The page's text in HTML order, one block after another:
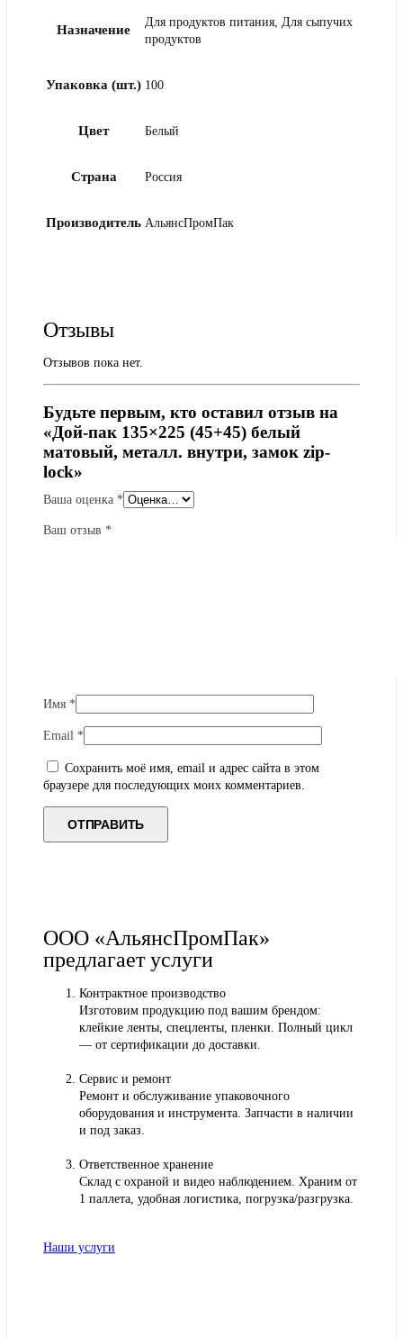
Назначение
Для продуктов питания, Для сыпучих
продуктов
Упаковка (шт.) 100
Цвет Белый
Страна Россия
Производитель АльянсПромПак
Отзывы
Отзывов пока нет.
Будьте первым, кто оставил отзыв на
«Дой-пак 135×225 (45+45) белый
матовый, металл. внутри, замок zip-
lock»
Ваша оценка *
Ваш отзыв *
Имя *
Email *
Сохранить моё имя, email и адрес сайта в этом
браузере для последующих моих комментариев.
ООО «АльянсПромПак»
предлагает услуги
Контрактное производство
Изготовим продукцию под вашим брендом:
клейкие ленты, спецленты, пленки. Полный цикл
— от сертификации до доставки.
Сервис и ремонт
Ремонт и обслуживание упаковочного
оборудования и инструмента. Запчасти в наличии
и под заказ.
Ответственное хранение
Склад с охраной и видео наблюдением. Храним от
1 паллета, удобная логистика, погрузка/разгрузка.
Наши услуги